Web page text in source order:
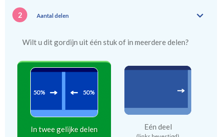
2 Aantal delen
Wilt u dit gordijn uit één stuk of in meerdere delen?
In twee gelijke delen Eén deel